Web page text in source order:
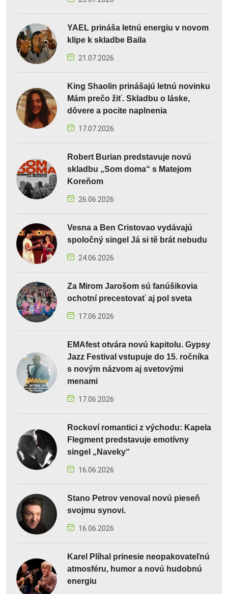
YAEL prináša letnú energiu v novom
klipe k skladbe Baila
21.07.2026
King Shaolin prinášajú letnú novinku
Mám prečo žiť. Skladbu o láske,
dôvere a pocite naplnenia
17.07.2026
Robert Burian predstavuje novú
skladbu „Som doma“ s Matejom
Koreňom
26.06.2026
Vesna a Ben Cristovao vydávajú
spoločný singel Já si tě brát nebudu
24.06.2026
Za Mirom Jarošom sú fanúšikovia
ochotní precestovať aj pol sveta
17.06.2026
EMAfest otvára novú kapitolu. Gypsy
Jazz Festival vstupuje do 15. ročníka
s novým názvom aj svetovými
menami
17.06.2026
Rockoví romantici z východu: Kapela
Flegment predstavuje emotívny
singel „Naveky“
16.06.2026
Stano Petrov venoval novú pieseň
svojmu synovi.
16.06.2026
Karel Plíhal prinesie neopakovateľnú
atmosféru, humor a novú hudobnú
energiu